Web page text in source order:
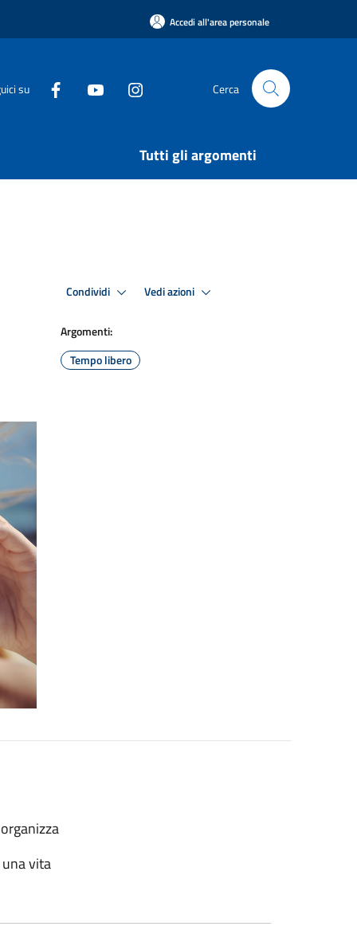
Accedi all'area personale
su Cerca
Tutti gli argomenti
Condividi Vedi azioni
Argomenti:
Tempo libero
vita